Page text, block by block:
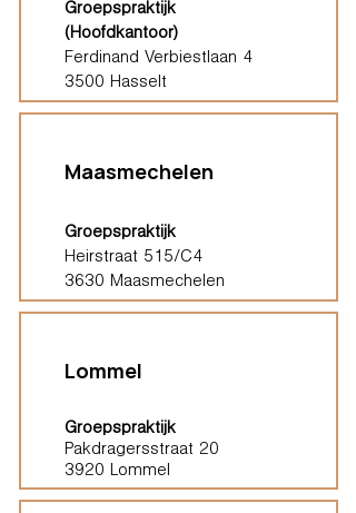
Groepspraktijk
(Hoofdkantoor)
Ferdinand Verbiestlaan 4
3500 Hasselt
Maasmechelen
Groepspraktijk
Heirstraat 515/C4
3630 Maasmechelen
Lommel
Groepspraktijk
Pakdragersstraat 20
3920 Lommel